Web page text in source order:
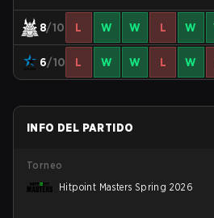
8/10 L W W L W
6/10 L W W L W
INFO DEL PARTIDO
Torneo
Hitpoint Masters Spring 2026